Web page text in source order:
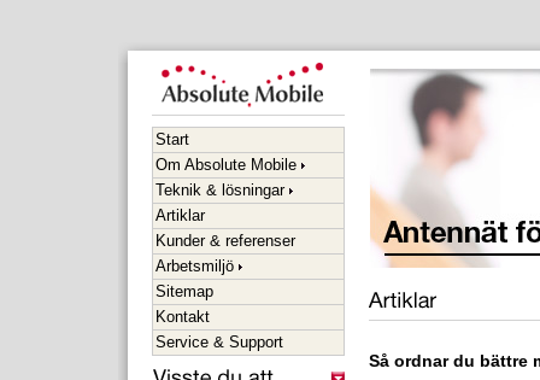
Start
Om Absolute Mobile
Teknik & lösningar
Artiklar
Kunder & referenser
Arbetsmiljö
Sitemap
Kontakt
Service & Support
Så ordnar du bättre